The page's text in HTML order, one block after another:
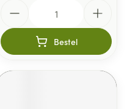
Bestel